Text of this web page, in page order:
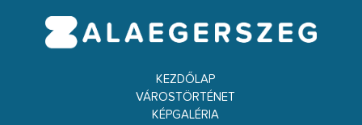
KEZDŐLAP
VÁROSTÖRTÉNET
KÉPGALÉRIA